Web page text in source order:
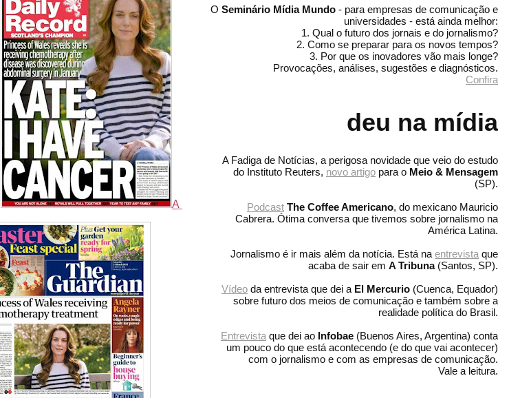
A
O Seminário Mídia Mundo - para empresas de comunicação e
universidades - está ainda melhor:
1. Qual o futuro dos jornais e do jornalismo?
2. Como se preparar para os novos tempos?
3. Por que os inovadores vão mais longe?
Provocações, análises, sugestões e diagnósticos.
Confira
deu na mídia
A Fadiga de Notícias, a perigosa novidade que veio do estudo
do Instituto Reuters, novo artigo para o Meio & Mensagem
(SP).
Podcast The Coffee Americano, do mexicano Mauricio
Cabrera. Ótima conversa que tivemos sobre jornalismo na
América Latina.
Jornalismo é ir mais além da notícia. Está na entrevista que
acaba de sair em A Tribuna(Santos, SP).
Vídeo da entrevista que dei a El Mercurio (Cuenca, Equador)
sobre futuro dos meios de comunicação e também sobre a
realidade política do Brasil.
Entrevista que dei ao Infobae (Buenos Aires, Argentina) conta
um pouco do que está acontecendo (e do que vai acontecer)
com o jornalismo e com as empresas de comunicação.
Vale a leitura.